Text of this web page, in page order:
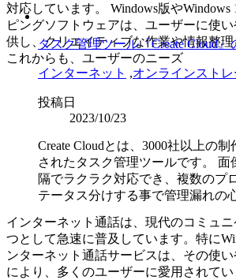
対応しています。 Windows版やWindows
ピングソフトウェアは、ユーザーに使
供し、クリエイティブな作業や情報整理
これからも、ユーザーのニーズ
インターネット通話は、現代のコミュ
つとして急速に普及しています。特に
ンターネット通話サービスは、その使
により、多くのユーザーに愛用されてい
タスク管理ツール『Create Cloud』
インターネット ,オンラインストレ
投稿日
2023/10/23
Create Cloudとは、3000社以上の
されたタスク管理ツールです。 面
隔でラクラク対応でき、複数のプ
テータス分けする事で管理漏れの